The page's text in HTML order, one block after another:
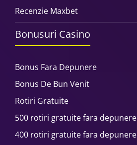
Recenzie Maxbet
Bonusuri Casino
Bonus Fara Depunere
Bonus De Bun Venit
Rotiri Gratuite
500 rotiri gratuite fara depunere
400 rotiri gratuite fara depunere